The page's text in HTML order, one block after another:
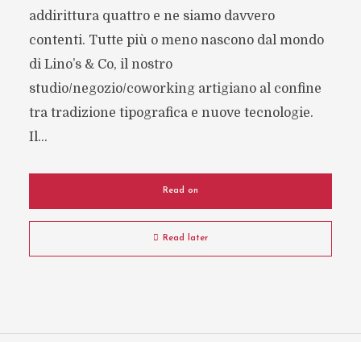
addirittura quattro e ne siamo davvero
contenti. Tutte più o meno nascono dal mondo
di Lino’s & Co, il nostro
studio/negozio/coworking artigiano al confine
tra tradizione tipografica e nuove tecnologie.
Il...
Read on
Read later